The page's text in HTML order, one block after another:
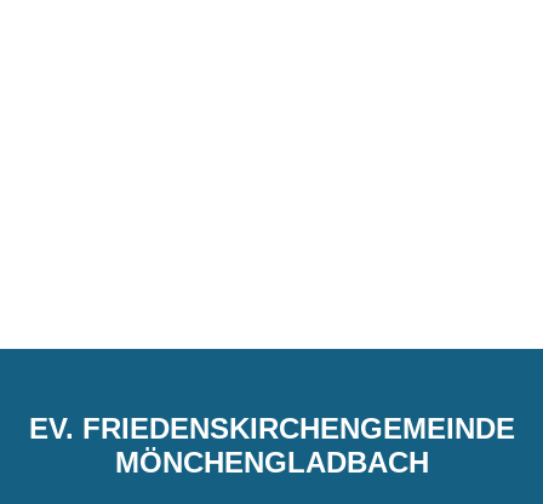
EV. FRIEDENSKIRCHENGEMEINDE
MÖNCHENGLADBACH